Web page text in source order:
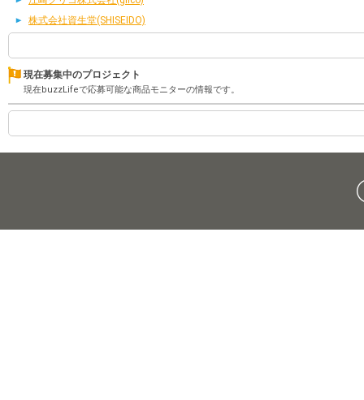
株式会社資生堂(SHISEIDO)
現在募集中のプロジェクト
現在buzzLifeで応募可能な商品モニターの情報です。